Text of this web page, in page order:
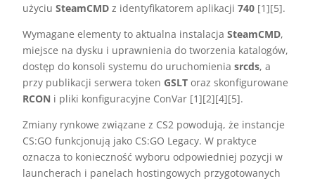
użyciuSteamCMD z identyfikatorem aplikacji740 [1][5].
Wymagane elementy to aktualna instalacjaSteamCMD,
miejsce na dysku i uprawnienia do tworzenia katalogów,
dostęp do konsoli systemu do uruchomieniasrcds, a
przy publikacji serwera token GSLT oraz skonfigurowane
RCON i pliki konfiguracyjne ConVar [1][2][4][5].
Zmiany rynkowe związane z CS2 powodują, że instancje
CS:GO funkcjonują jako CS:GO Legacy. W praktyce
oznacza to konieczność wyboru odpowiedniej pozycji w
launcherach i panelach hostingowych przygotowanych